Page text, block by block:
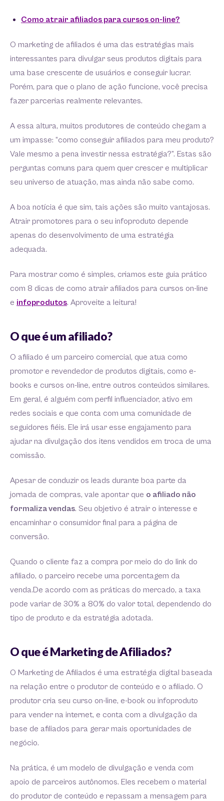
Como atrair afiliados para cursos on-line?
O marketing de afiliados é uma das estratégias mais
interessantes para divulgar seus produtos digitais para
uma base crescente de usuários e conseguir lucrar.
Porém, para que o plano de ação funcione, você precisa
fazer parcerias realmente relevantes.
A essa altura, muitos produtores de conteúdo chegam a
um impasse: “como conseguir afiliados para meu produto?
Vale mesmo a pena investir nessa estratégia?”. Estas são
perguntas comuns para quem quer crescer e multiplicar
seu universo de atuação, mas ainda não sabe como.
A boa notícia é que sim, tais ações são muito vantajosas.
Atrair promotores para o seu infoproduto depende
apenas do desenvolvimento de uma estratégia
adequada.
Para mostrar como é simples, criamos este guia prático
com 8 dicas de como atrair afiliados para cursos on-line
e infoprodutos. Aproveite a leitura!
O que é um afiliado?
O afiliado é um parceiro comercial, que atua como
promotor e revendedor de produtos digitais, como e-
books e cursos on-line, entre outros conteúdos similares.
Em geral, é alguém com perfil influenciador, ativo em
redes sociais e que conta com uma comunidade de
seguidores fiéis. Ele irá usar esse engajamento para
ajudar na divulgação dos itens vendidos em troca de uma
comissão.
Apesar de conduzir os leads durante boa parte da
jornada de compras, vale apontar que o afiliado não
formaliza vendas. Seu objetivo é atrair o interesse e
encaminhar o consumidor final para a página de
conversão.
Quando o cliente faz a compra por meio do do link do
afiliado, o parceiro recebe uma porcentagem da
venda.De acordo com as práticas do mercado, a taxa
pode variar de 30% a 80% do valor total, dependendo do
tipo de produto e da estratégia adotada.
O que é Marketing de Afiliados?
O Marketing de Afiliados é uma estratégia digital baseada
na relação entre o produtor de conteúdo e o afiliado. O
produtor cria seu curso on-line, e-book ou infoproduto
para vender na internet, e conta com a divulgação da
base de afiliados para gerar mais oportunidades de
negócio.
Na prática, é um modelo de divulgação e venda com
apoio de parceiros autônomos. Eles recebem o material
do produtor de conteúdo e repassam a mensagem para